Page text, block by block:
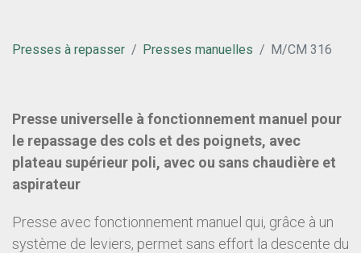
Presses à repasser Presses manuelles M/CM 316
Presse universelle à fonctionnement manuel pour
le repassage des cols et des poignets, avec
plateau supérieur poli, avec ou sans chaudière et
aspirateur
Presse avec fonctionnement manuel qui, grâce à un
système de leviers, permet sans effort la descente du